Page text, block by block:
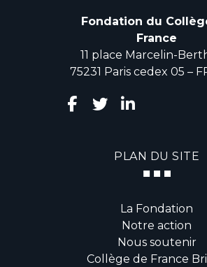
Fondation du
France
11 place Marcelin-
75231 Paris cedex 05 –
PLAN DU SITE
La Fondation
Notre action
Nous soutenir
Collège de France